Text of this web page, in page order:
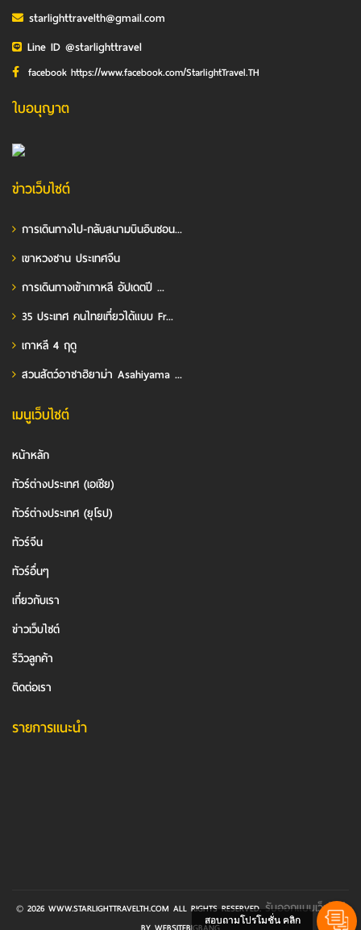
starlighttravelth@gmail.com
Line ID @starlighttravel
facebook https://www.facebook.com/StarlightTravel.TH
ใบอนุญาต
ข่าวเว็บไซต์
การเดินทางไป-กลับสนามบินอินชอน...
เขาหวงซาน ประเทศจีน
การเดินทางเข้าเกาหลี อัปเดตปี ...
35 ประเทศ คนไทยเที่ยวได้แบบ Fr...
เกาหลี 4 ฤดู
สวนสัตว์อาซาฮิยาม่า Asahiyama ...
เมนูเว็บไซต์
หน้าหลัก
ทัวร์ต่างประเทศ (เอเชีย)
ทัวร์ต่างประเทศ (ยุโรป)
ทัวร์จีน
ทัวร์อื่นๆ
เกี่ยวกับเรา
ข่าวเว็บไซต์
รีวิวลูกค้า
ติดต่อเรา
รายการแนะนำ
© 2026 WWW.STARLIGHTTRAVELTH.COM ALL RIGHTS RESERVED.รับออกแบบเว็บไซต์
สอบถามโปรโมชั่น คลิก